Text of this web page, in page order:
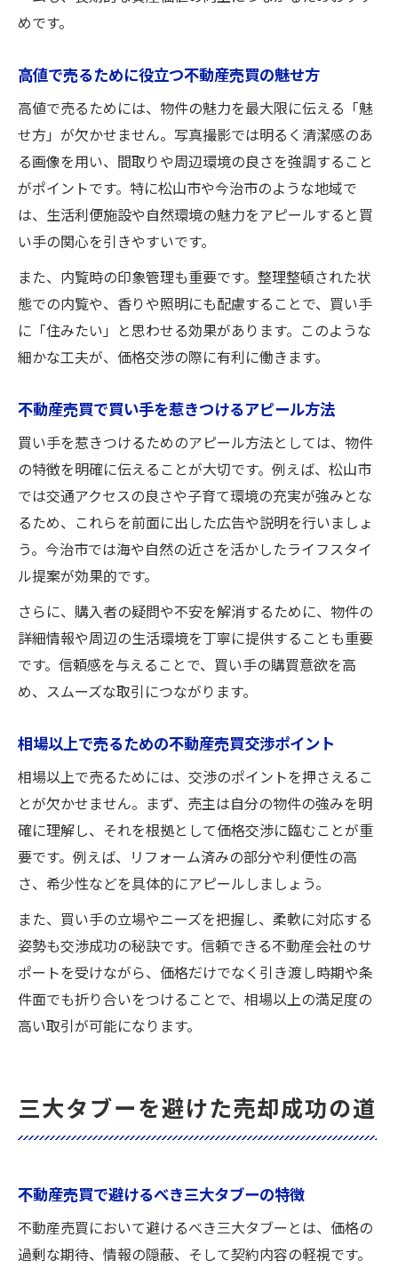
めです。
高値で売るために役立つ不動産売買の魅せ方
高値で売るためには、物件の魅力を最大限に伝える「魅
せ方」が欠かせません。写真撮影では明るく清潔感のあ
る画像を用い、間取りや周辺環境の良さを強調すること
がポイントです。特に松山市や今治市のような地域で
は、生活利便施設や自然環境の魅力をアピールすると買
い手の関心を引きやすいです。
また、内覧時の印象管理も重要です。整理整頓された状
態での内覧や、香りや照明にも配慮することで、買い手
に「住みたい」と思わせる効果があります。このような
細かな工夫が、価格交渉の際に有利に働きます。
不動産売買で買い手を惹きつけるアピール方法
買い手を惹きつけるためのアピール方法としては、物件
の特徴を明確に伝えることが大切です。例えば、松山市
では交通アクセスの良さや子育て環境の充実が強みとな
るため、これらを前面に出した広告や説明を行いましょ
う。今治市では海や自然の近さを活かしたライフスタイ
ル提案が効果的です。
さらに、購入者の疑問や不安を解消するために、物件の
詳細情報や周辺の生活環境を丁寧に提供することも重要
です。信頼感を与えることで、買い手の購買意欲を高
め、スムーズな取引につながります。
相場以上で売るための不動産売買交渉ポイント
相場以上で売るためには、交渉のポイントを押さえるこ
とが欠かせません。まず、売主は自分の物件の強みを明
確に理解し、それを根拠として価格交渉に臨むことが重
要です。例えば、リフォーム済みの部分や利便性の高
さ、希少性などを具体的にアピールしましょう。
また、買い手の立場やニーズを把握し、柔軟に対応する
姿勢も交渉成功の秘訣です。信頼できる不動産会社のサ
ポートを受けながら、価格だけでなく引き渡し時期や条
件面でも折り合いをつけることで、相場以上の満足度の
高い取引が可能になります。
三大タブーを避けた売却成功の道
不動産売買で避けるべき三大タブーの特徴
不動産売買において避けるべき三大タブーとは、価格の
過剰な期待、情報の隠蔽、そして契約内容の軽視です。